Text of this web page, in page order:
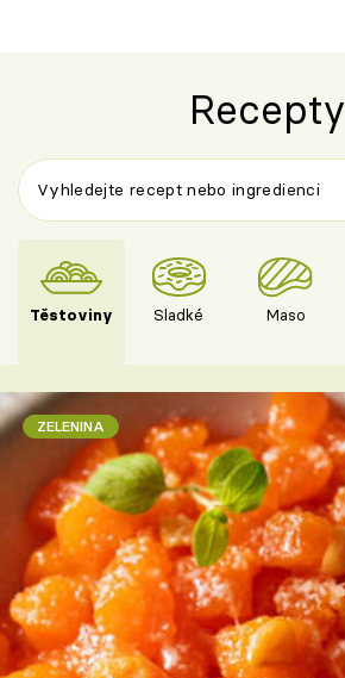
Recepty
Těstoviny Sladké Maso
ZELENINA